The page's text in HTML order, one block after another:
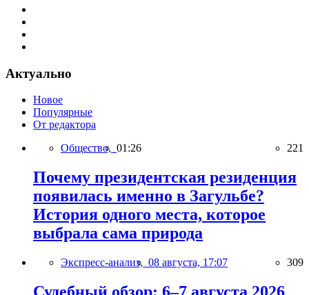
Актуально
Новое
Популярные
От редактора
Общество, 01:26 221
Почему президентская резиденция
появилась именно в Загульбе?
История одного места, которое
выбрала сама природа
Экспресс-анализ, 08 августа, 17:07 309